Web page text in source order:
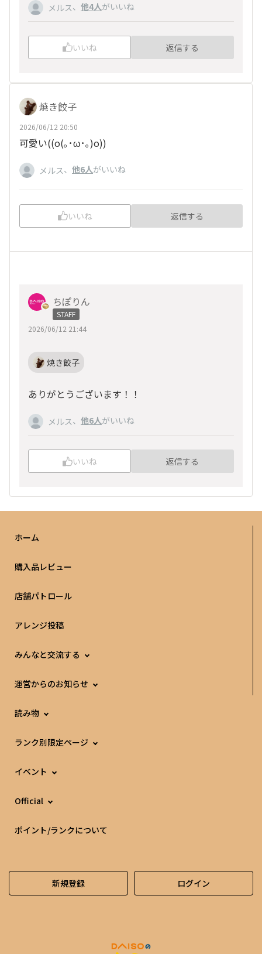
メルス、 他4人がいいね
いいね 返信する
焼き餃子
2026/06/12 20:50
可愛い((o(｡･ω･｡)o))
メルス、 他6人がいいね
いいね 返信する
ちぽりん
STAFF
2026/06/12 21:44
焼き餃子
ありがとうございます！！
メルス、 他6人がいいね
いいね 返信する
ホーム
購入品レビュー
店舗パトロール
アレンジ投稿
みんなと交流する
運営からのお知らせ
読み物
ランク別限定ページ
イベント
Official
ポイント/ランクについて
新規登録 ログイン